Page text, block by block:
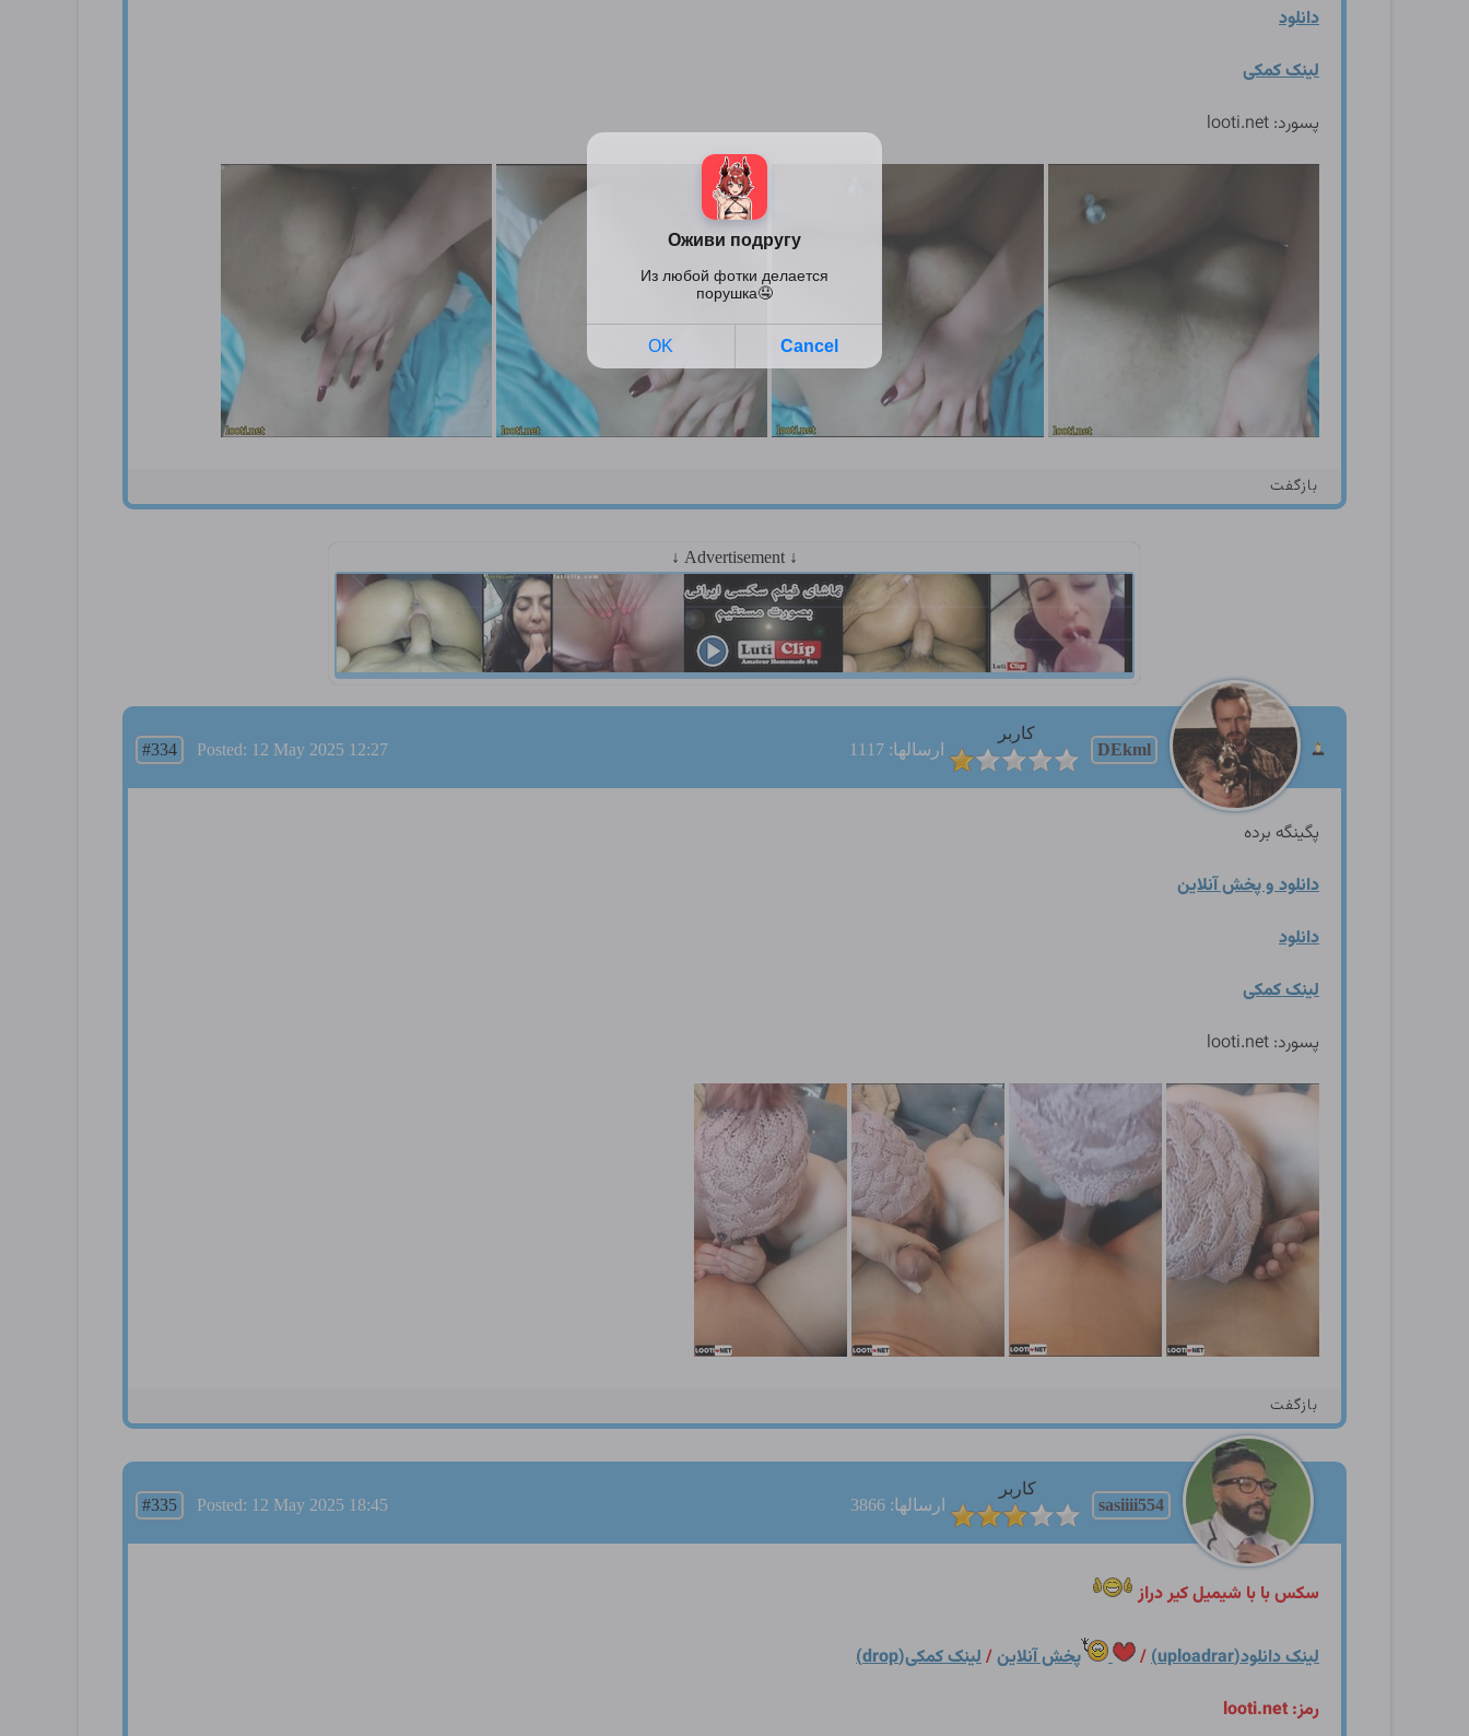
دانلود
لینک کمکی
پسورد: looti.net
بازگفت
↓ Advertisement ↓
DEkml
کاربر
ارسالها: 1117
#334 Posted: 12 May 2025 12:27
پگینگه برده
دانلود و پخش آنلاین
دانلود
لینک کمکی
پسورد: looti.net
بازگفت
sasiiii554
کاربر
ارسالها: 3866
#335 Posted: 12 May 2025 18:45
سکس با با شیمیل کیر دراز
لینک دانلود(uploadrar) / پخش آنلاین/لینک کمکی(drop)
رمز: looti.net